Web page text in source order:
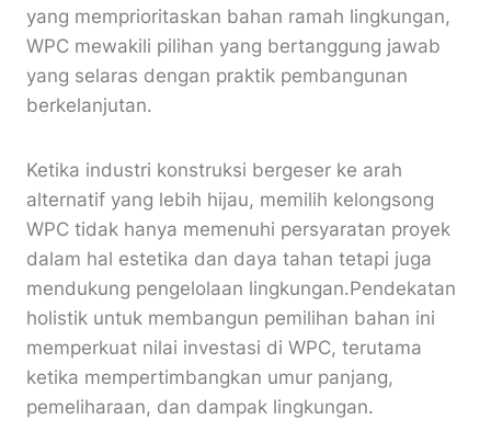
yang memprioritaskan bahan ramah lingkungan,
WPC mewakili pilihan yang bertanggung jawab
yang selaras dengan praktik pembangunan
berkelanjutan.
Ketika industri konstruksi bergeser ke arah
alternatif yang lebih hijau, memilih kelongsong
WPC tidak hanya memenuhi persyaratan proyek
dalam hal estetika dan daya tahan tetapi juga
mendukung pengelolaan lingkungan.Pendekatan
holistik untuk membangun pemilihan bahan ini
memperkuat nilai investasi di WPC, terutama
ketika mempertimbangkan umur panjang,
pemeliharaan, dan dampak lingkungan.